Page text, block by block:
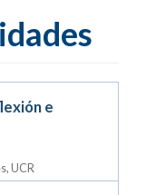
e
UCR